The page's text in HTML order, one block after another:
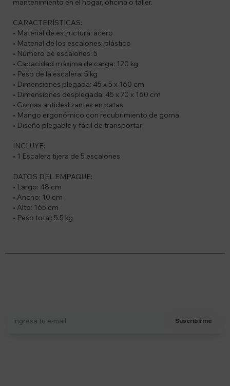
mantenimiento en el hogar, oficina o taller.
CARACTERÍSTICAS:
• Material de estructura: acero
• Material de los escalones: plástico
• Número de escalones: 5
• Capacidad máxima de carga: 120 kg
• Peso de la escalera: 5 kg
• Dimensiones plegada: 45 x 5 x 160 cm
• Dimensiones desplegada: 45 x 70 x 160 cm
• Gomas antideslizantes en patas
• Mango ergonómico con recubrimiento de goma
• Diseño plegable y fácil de transportar
INCLUYE:
• 1 Escalera tijera de 5 escalones
DATOS DEL EMPAQUE:
• Largo: 48 cm
• Ancho: 10 cm
• Alto: 165 cm
• Peso total: 5.5 kg
Suscribirme